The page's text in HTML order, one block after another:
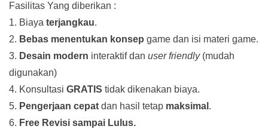
Fasilitas Yang diberikan :
1. Biaya terjangkau.
2. Bebas menentukan konsep game dan isi materi game.
3. Desain modern interaktif dan user friendly(mudah
digunakan)
4. Konsultasi GRATIS tidak dikenakan biaya.
5. Pengerjaan cepat dan hasil tetap maksimal .
6. Free Revisi sampai Lulus.